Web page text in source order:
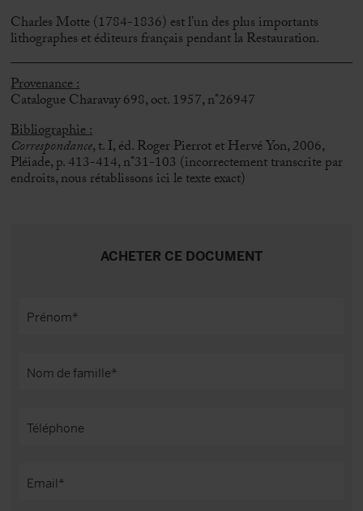
Charles Motte (1784-1836) est l’un des plus importants
lithographes et éditeurs français pendant la Restauration.
Provenance :
Catalogue Charavay 698, oct. 1957, n°26947
Bibliographie :
Correspondance, t. I, éd. Roger Pierrot et Hervé Yon, 2006,
Pléiade, p. 413-414, n°31-103 (incorrectement transcrite par
endroits, nous rétablissons ici le texte exact)
ACHETER CE DOCUMENT